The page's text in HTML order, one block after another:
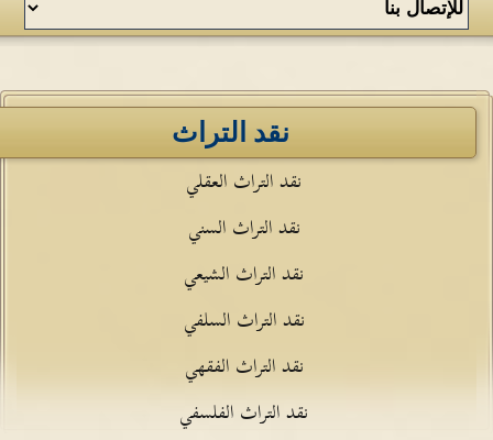
نقد التراث
نقد التراث العقلي
نقد التراث السني
نقد التراث الشيعي
نقد التراث السلفي
نقد التراث الفقهي
نقد التراث الفلسفي